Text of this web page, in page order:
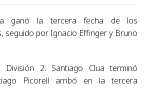
ganó la tercera fecha de los
seguido por Ignacio Effinger y Bruno
2. Santiago Clua terminó
Picorell arribó en la tercera